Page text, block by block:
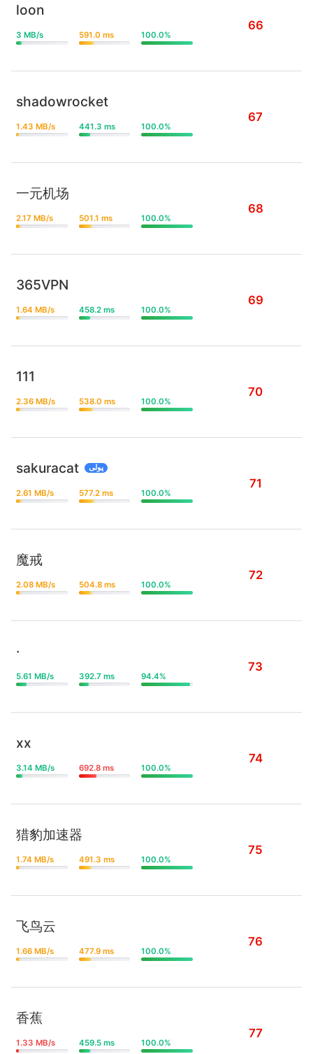
loon
3 MB/s 591.0 ms 100.0%
66
shadowrocket
1.43 MB/s 441.3 ms 100.0%
67
一元机场
2.17 MB/s 501.1 ms 100.0%
68
365VPN
1.64 MB/s 458.2 ms 100.0%
69
111
2.36 MB/s 538.0 ms 100.0%
70
sakuracat پولی
2.61 MB/s 577.2 ms 100.0%
71
魔戒
2.08 MB/s 504.8 ms 100.0%
72
·
5.61 MB/s 392.7 ms 94.4%
73
xx
3.14 MB/s 692.8 ms 100.0%
74
猎豹加速器
1.74 MB/s 491.3 ms 100.0%
75
飞鸟云
1.66 MB/s 477.9 ms 100.0%
76
香蕉
1.33 MB/s 459.5 ms 100.0%
77